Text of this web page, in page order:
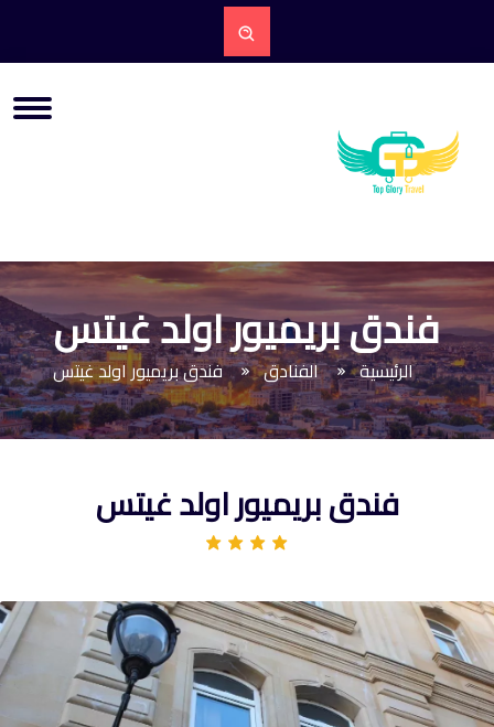
فندق بريميور اولد غيتس
الرئيسية الفنادق فندق بريميور اولد غيتس
فندق بريميور اولد غيتس